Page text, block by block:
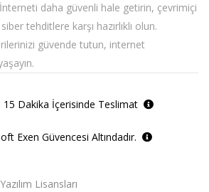
İnterneti daha güvenli hale getirin, çevrimiçi
tehditlere karşı hazırlıklı olun.
güvende tutun, internet
Dakika İçerisinde Teslimat
Exen Güvencesi Altındadır.
Lisansları